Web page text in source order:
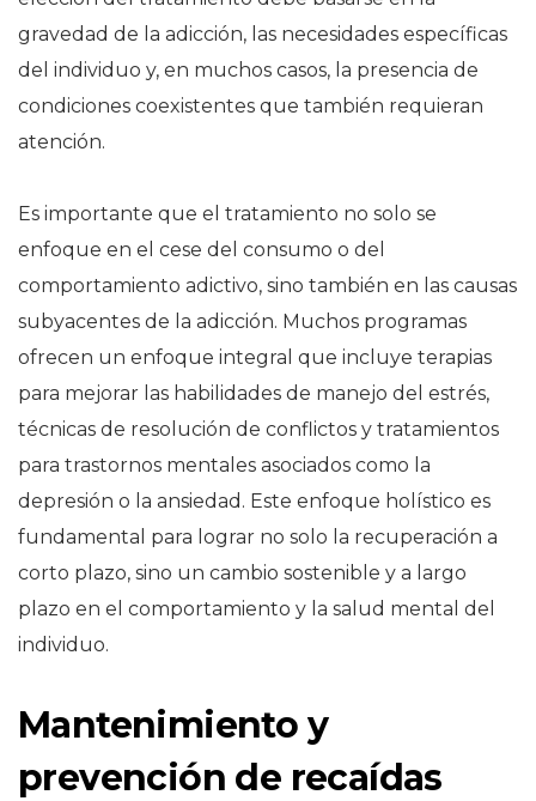
gravedad de la adicción, las necesidades específicas
del individuo y, en muchos casos, la presencia de
condiciones coexistentes que también requieran
atención.
Es importante que el tratamiento no solo se
enfoque en el cese del consumo o del
comportamiento adictivo, sino también en las causas
subyacentes de la adicción. Muchos programas
ofrecen un enfoque integral que incluye terapias
para mejorar las habilidades de manejo del estrés,
técnicas de resolución de conflictos y tratamientos
para trastornos mentales asociados como la
depresión o la ansiedad. Este enfoque holístico es
fundamental para lograr no solo la recuperación a
corto plazo, sino un cambio sostenible y a largo
plazo en el comportamiento y la salud mental del
individuo.
Mantenimiento y
prevención de recaídas